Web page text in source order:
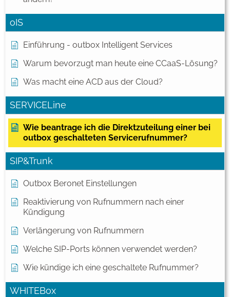
oIS
Einführung - outbox Intelligent Services
Warum bevorzugt man heute eine CCaaS-Lösung?
Was macht eine ACD aus der Cloud?
SERVICELine
Wie beantrage ich die Direktzuteilung einer bei
outbox geschalteten Servicerufnummer?
SIP&Trunk
Outbox Beronet Einstellungen
Reaktivierung von Rufnummern nach einer
Kündigung
Verlängerung von Rufnummern
Welche SIP-Ports können verwendet werden?
Wie kündige ich eine geschaltete Rufnummer?
WHITEBox